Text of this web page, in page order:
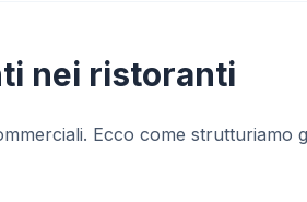
nei ristoranti
Ecco come strutturiamo